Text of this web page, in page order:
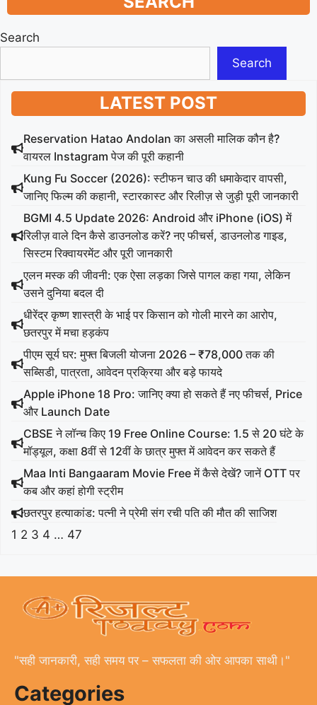
Search
Search
LATEST POST
Reservation Hatao Andolan का असली मालिक कौन है?
वायरल Instagram पेज की पूरी कहानी
Kung Fu Soccer (2026): स्टीफन चाउ की धमाकेदार वापसी,
जानिए फिल्म की कहानी, स्टारकास्ट और रिलीज़ से जुड़ी पूरी जानकारी
BGMI 4.5 Update 2026: Android और iPhone (iOS) में
रिलीज़ वाले दिन कैसे डाउनलोड करें? नए फीचर्स, डाउनलोड गाइड,
सिस्टम रिक्वायरमेंट और पूरी जानकारी
एलन मस्क की जीवनी: एक ऐसा लड़का जिसे पागल कहा गया, लेकिन
उसने दुनिया बदल दी
धीरेंद्र कृष्ण शास्त्री के भाई पर किसान को गोली मारने का आरोप,
छतरपुर में मचा हड़कंप
पीएम सूर्य घर: मुफ्त बिजली योजना 2026 – ₹78,000 तक की
सब्सिडी, पात्रता, आवेदन प्रक्रिया और बड़े फायदे
Apple iPhone 18 Pro: जानिए क्या हो सकते हैं नए फीचर्स, Price
और Launch Date
CBSE ने लॉन्च किए 19 Free Online Course: 1.5 से 20 घंटे के
मॉड्यूल, कक्षा 8वीं से 12वीं के छात्र मुफ्त में आवेदन कर सकते हैं
Maa Inti Bangaaram Movie Free में कैसे देखें? जानें OTT पर
कब और कहां होगी स्ट्रीम
छतरपुर हत्याकांड: पत्नी ने प्रेमी संग रची पति की मौत की साजिश
1 2 3 4 … 47
"सही जानकारी, सही समय पर – सफलता की ओर आपका साथी।"
Categories